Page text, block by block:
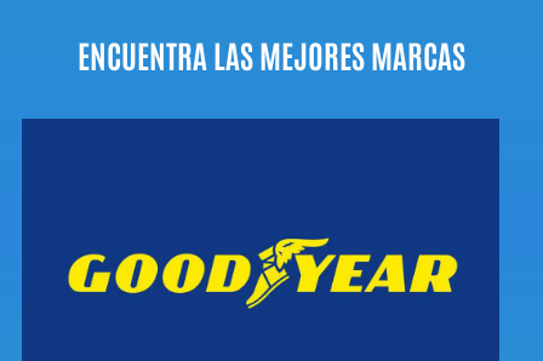
ENCUENTRA LAS MEJORES MARCAS